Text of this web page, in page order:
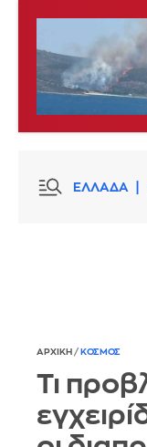
ΕΛΛΑΔΑ
ΑΡΧΙΚΗ / ΚΟΣΜΟΣ
Τι